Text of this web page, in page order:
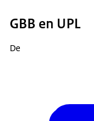
GBB en UPL
De